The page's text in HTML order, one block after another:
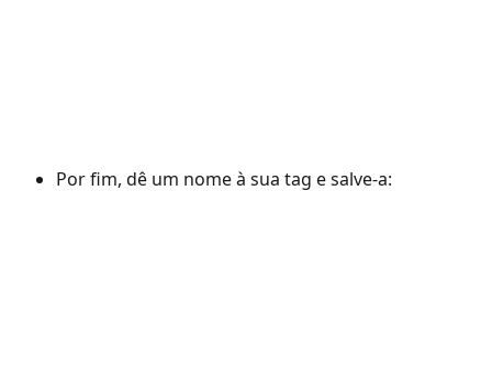
Por fim, dê um nome à sua tag e salve-a: